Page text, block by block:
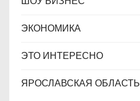
ЭКОНОМИКА
ЭТО ИНТЕРЕСНО
ЯРОСЛАВСКАЯ ОБЛАСТЬ